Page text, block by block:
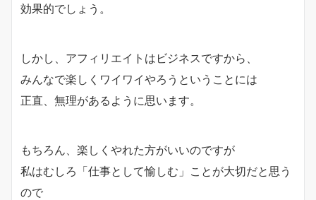
効果的でしょう。
しかし、アフィリエイトはビジネスですから、
みんなで楽しくワイワイやろうということには
正直、無理があるように思います。
もちろん、楽しくやれた方がいいのですが
私はむしろ「仕事として愉しむ」ことが大切だと思う
ので